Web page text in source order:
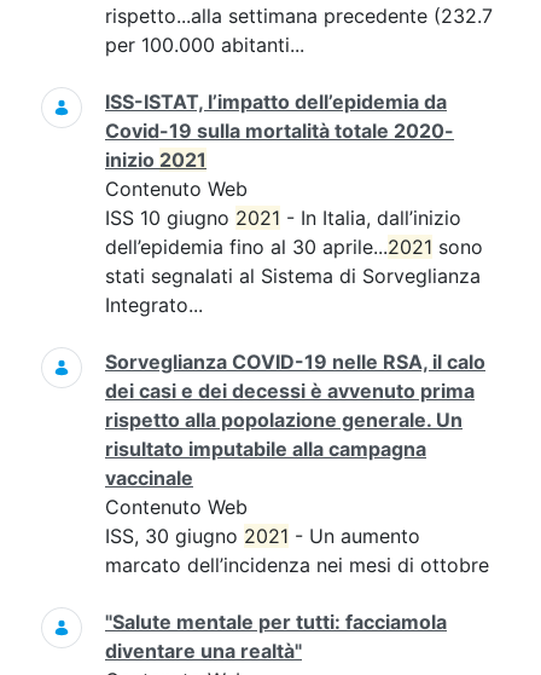
rispetto...alla settimana precedente (232.7
per 100.000 abitanti...
ISS-ISTAT, l’impatto dell’epidemia da
Covid-19 sulla mortalità totale 2020-
inizio 2021
Contenuto Web
ISS 10 giugno 2021 - In Italia, dall’inizio
dell’epidemia fino al 30 aprile...2021 sono
stati segnalati al Sistema di Sorveglianza
Integrato...
Sorveglianza COVID-19 nelle RSA, il calo
dei casi e dei decessi è avvenuto prima
rispetto alla popolazione generale. Un
risultato imputabile alla campagna
vaccinale
Contenuto Web
ISS, 30 giugno 2021 - Un aumento
marcato dell’incidenza nei mesi di ottobre
"Salute mentale per tutti: facciamola
diventare una realtà"